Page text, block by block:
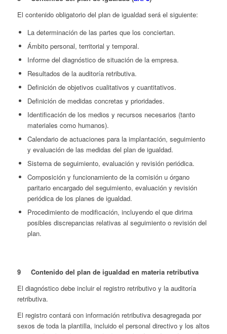
El contenido obligatorio del plan de igualdad será el siguiente:
La determinación de las partes que los conciertan.
Ámbito personal, territorial y temporal.
Informe del diagnóstico de situación de la empresa.
Resultados de la auditoría retributiva.
Definición de objetivos cualitativos y cuantitativos.
Definición de medidas concretas y prioridades.
Identificación de los medios y recursos necesarios (tanto
materiales como humanos).
Calendario de actuaciones para la implantación, seguimiento
y evaluación de las medidas del plan de igualdad.
Sistema de seguimiento, evaluación y revisión periódica.
Composición y funcionamiento de la comisión u órgano
paritario encargado del seguimiento, evaluación y revisión
periódica de los planes de igualdad.
Procedimiento de modificación, incluyendo el que dirima
posibles discrepancias relativas al seguimiento o revisión del
plan.
9 Contenido del plan de igualdad en materia retributiva
El diagnóstico debe incluir el registro retributivo y la auditoría
retributiva.
El registro contará con información retributiva desagregada por
sexos de toda la plantilla, incluido el personal directivo y los altos